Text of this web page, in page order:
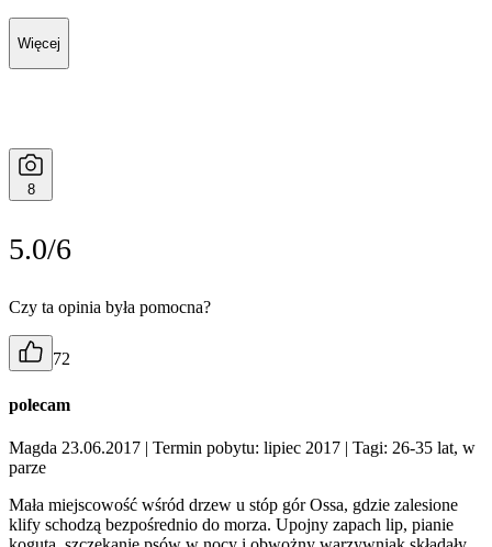
Więcej
8
5.0/6
Czy ta opinia była pomocna?
72
polecam
Magda 23.06.2017 | Termin pobytu: lipiec 2017 | Tagi: 26-35 lat, w
parze
Mała miejscowość wśród drzew u stóp gór Ossa, gdzie zalesione
klify schodzą bezpośrednio do morza. Upojny zapach lip, pianie